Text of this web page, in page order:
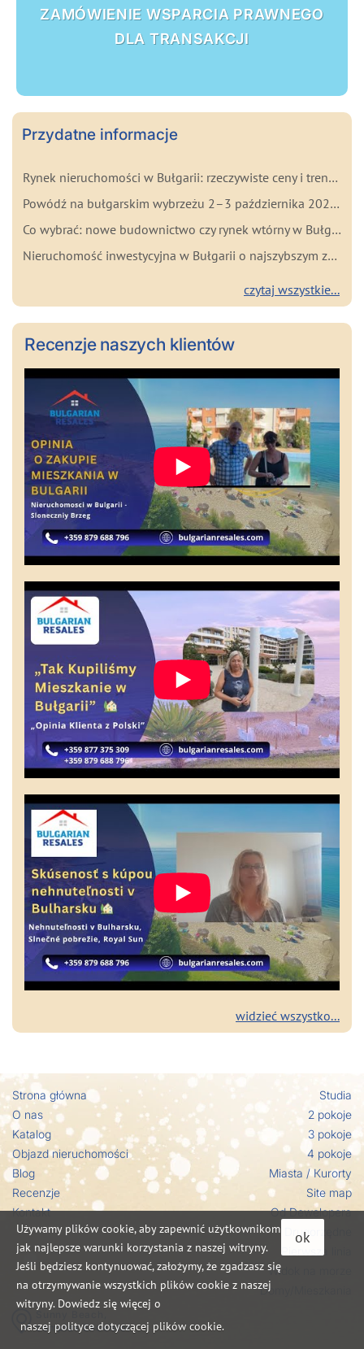
ZAMÓWIENIE WSPARCIA PRAWNEGO
DLA TRANSAKCJI
Przydatne informacje
Rynek nieruchomości w Bułgarii: rzeczywiste ceny i trendy na początku 2026 roku
Powódź na bułgarskim wybrzeżu 2–3 października 2025: najważniejsze fakty dla kupujących
Co wybrać: nowe budownictwo czy rynek wtórny w Bułgarii? Zalety i wady każdego rozwiązania
Nieruchomość inwestycyjna w Bułgarii o najszybszym zwrocie
czytaj wszystkie...
Recenzje naszych klientów
widzieć wszystko...
Strona główna
O nas
Katalog
Objazd nieruchomości
Blog
Recenzje
Kontakt
Studia
2 pokoje
3 pokoje
4 pokoje
Miasta / Кurorty
Site map
Od Dewelopera
Drugorzędne
Pierwsza linia
Widok na morze
Domy/Mieszkania
complex Excelsior
Używamy plików cookie, aby zapewnić użytkownikom
jak najlepsze warunki korzystania z naszej witryny.
Jeśli będziesz kontynuować, założymy, że zgadzasz się
na otrzymywanie wszystkich plików cookie z naszej
witryny. Dowiedz się więcej o
naszej polityce dotyczącej plików cookie.
ok